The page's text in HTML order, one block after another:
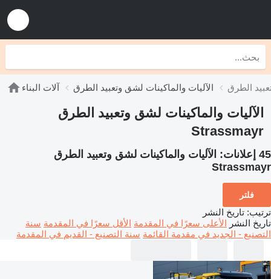
آلات البناء الآليات والماكينات لشق وتعبيد الطرق
الآليات والماكينات لشق وتعبيد الطرق
Strassmayr
45 إعلانات:
الآليات والماكينات لشق وتعبيد الطرق
Strassmayr
فلتر
ترتيب: تاريخ النشر
تاريخ النشر الأعلى سعرًا في المقدمة الأقل سعرًا في المقدمة سنة
التصنيع - الجديد في مقدمة القائمة سنة التصنيع - القديم في المقدمة